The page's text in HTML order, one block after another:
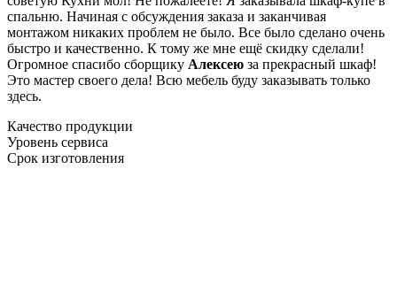
спальню. Начиная с обсуждения заказа и заканчивая
монтажом никаких проблем не было. Все было сделано очень
быстро и качественно. К тому же мне ещё скидку сделали!
Огромное спасибо сборщику Алексею за прекрасный шкаф!
Это мастер своего дела! Всю мебель буду заказывать только
здесь.
Качество продукции
Уровень сервиса
Срок изготовления